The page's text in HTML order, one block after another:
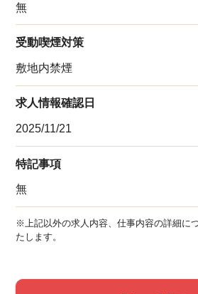
無
受動喫煙対策
敷地内禁煙
求人情報確認日
2025/11/21
特記事項
無
※上記以外の求人内容、仕事内容の詳細に
たします。